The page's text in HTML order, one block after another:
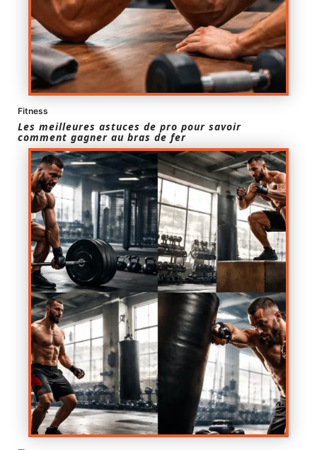
Fitness
Les meilleures astuces de pro pour savoir
comment gagner au bras de fer